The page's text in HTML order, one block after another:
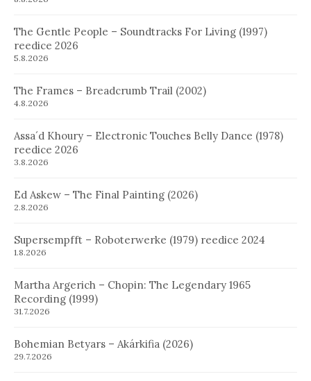
The Gentle People – Soundtracks For Living (1997)
reedice 2026
5.8.2026
The Frames – Breadcrumb Trail (2002)
4.8.2026
Assa´d Khoury – Electronic Touches Belly Dance (1978)
reedice 2026
3.8.2026
Ed Askew – The Final Painting (2026)
2.8.2026
Supersempfft – Roboterwerke (1979) reedice 2024
1.8.2026
Martha Argerich – Chopin: The Legendary 1965
Recording (1999)
31.7.2026
Bohemian Betyars – Akárkifia (2026)
29.7.2026